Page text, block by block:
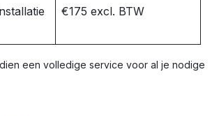
€175 excl. BTW
een volledige service voor al je nodige